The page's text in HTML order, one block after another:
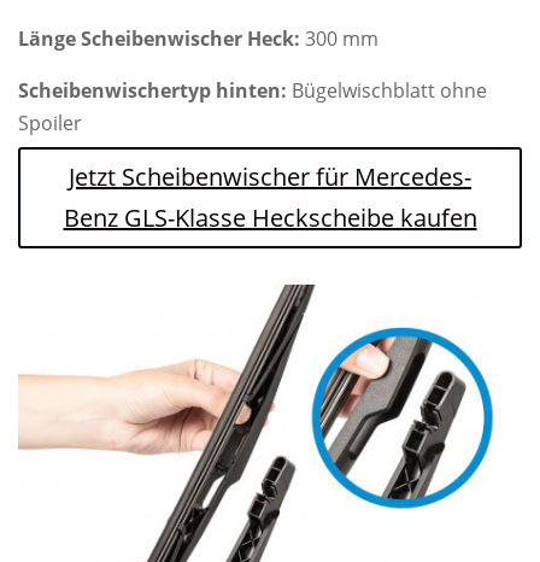
Länge Scheibenwischer Heck: 300 mm
Scheibenwischertyp hinten: Bügelwischblatt ohne
Spoiler
Jetzt Scheibenwischer für Mercedes-
Benz GLS-Klasse Heckscheibe kaufen